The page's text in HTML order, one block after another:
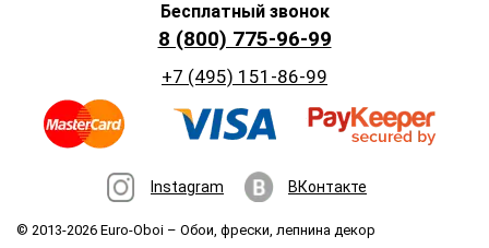
Бесплатный звонок
8 (800) 775-96-99
+7 (495) 151-86-99
Instagram ВКонтакте
© 2013-2026 Euro-Oboi – Обои, фрески, лепнина декор